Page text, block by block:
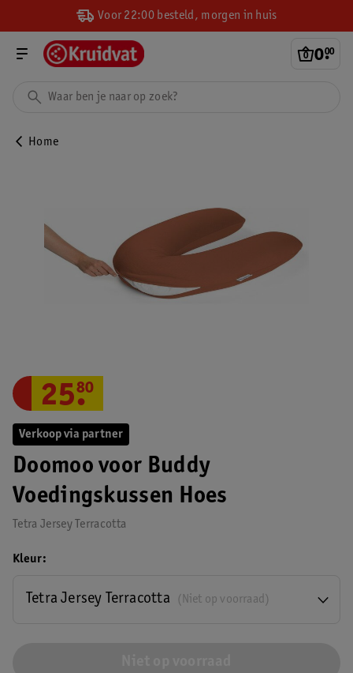
Voor 22:00 besteld, morgen in huis
0.
00
Home
Verkoop via partner
Doomoo voor Buddy
Voedingskussen Hoes
Tetra Jersey Terracotta
25.
80
Kleur
(Niet op voorraad)
Tetra Jersey Terracotta